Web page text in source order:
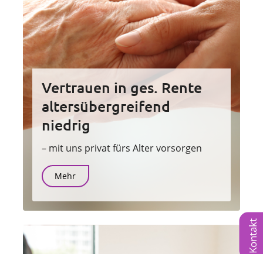
Vertrauen in ges. Rente
altersübergreifend
niedrig
– mit uns privat fürs Alter vorsorgen
Mehr
Kontakt